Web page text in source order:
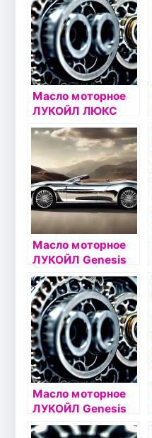
Масло моторное
ЛУКОЙЛ ЛЮКС
5W40 4л
полусинтетическо
е
Масло моторное
ЛУКОЙЛ Genesis
CLARiTECH 5W30
1л
Масло моторное
ЛУКОЙЛ Genesis
ADVANCED/UNIVER